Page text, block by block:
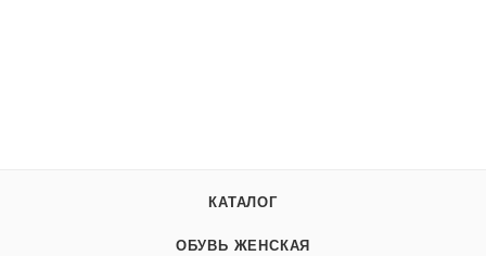
КАТАЛОГ
ОБУВЬ ЖЕНСКАЯ